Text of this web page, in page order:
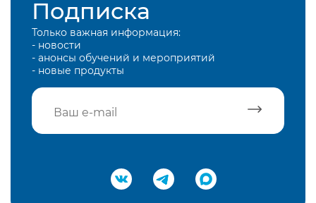
Подписка
Только важная информация:
- новости
- анонсы обучений и мероприятий
- новые продукты